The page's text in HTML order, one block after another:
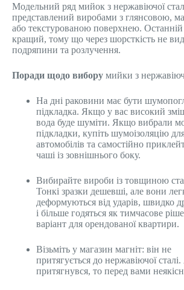
Модельний ряд мийок з нержавіючої
представлений виробами з глянсовою,
або текстурованою поверхнею. Останній
кращий, тому що через шорсткість не
подряпини та розлучення.
Поради щодо вибору мийки з
На дні раковини має бути
підкладка. Якщо у вас високий
вода буде шуміти. Якщо вибрали
підкладки, купіть шумоізоляцію
автомобілів та самостійно
чаші із зовнішнього боку.
Вибирайте вироби із товщиною
Тонкі зразки дешевші, але вони
деформуються від ударів, швидко
і більше годяться як тимчасове
варіант для орендованої квартири.
Візьміть у магазин магніт: він не
притягується до нержавіючої
притягнувся, то перед вами